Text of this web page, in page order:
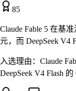
85
Claude Fable 5 在基
元，而 DeepSeek V4
入选理由： Claude
DeepSeek V4 Flash 的